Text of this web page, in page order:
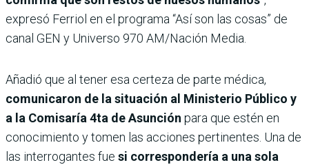
expresó Ferriol en el programa “Así son las cosas” de
canal GEN y Universo 970 AM/Nación Media.
Añadió que al tener esa certeza de parte médica,
comunicaron de la situación al Ministerio Público y
a la Comisaría 4ta de Asunción para que estén en
conocimiento y tomen las acciones pertinentes. Una de
las interrogantes fue si correspondería a una sola